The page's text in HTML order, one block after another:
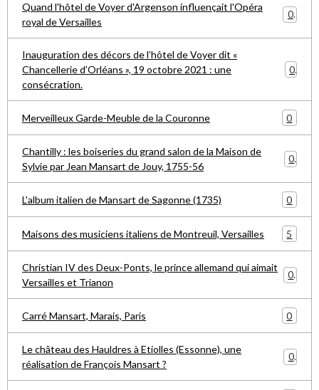
Quand l'hôtel de Voyer d'Argenson influençait l'Opéra
royal de Versailles
0
Inauguration des décors de l’hôtel de Voyer dit «
Chancellerie d’Orléans », 19 octobre 2021 : une
consécration.
0
Merveilleux Garde-Meuble de la Couronne 0
Chantilly : les boiseries du grand salon de la Maison de
Sylvie par Jean Mansart de Jouy, 1755-56
0
L'album italien de Mansart de Sagonne (1735) 0
Maisons des musiciens italiens de Montreuil, Versailles 5
Christian IV des Deux-Ponts, le prince allemand qui aimait
Versailles et Trianon
0
Carré Mansart, Marais, Paris 0
Le château des Hauldres à Etiolles (Essonne), une
réalisation de François Mansart ?
0